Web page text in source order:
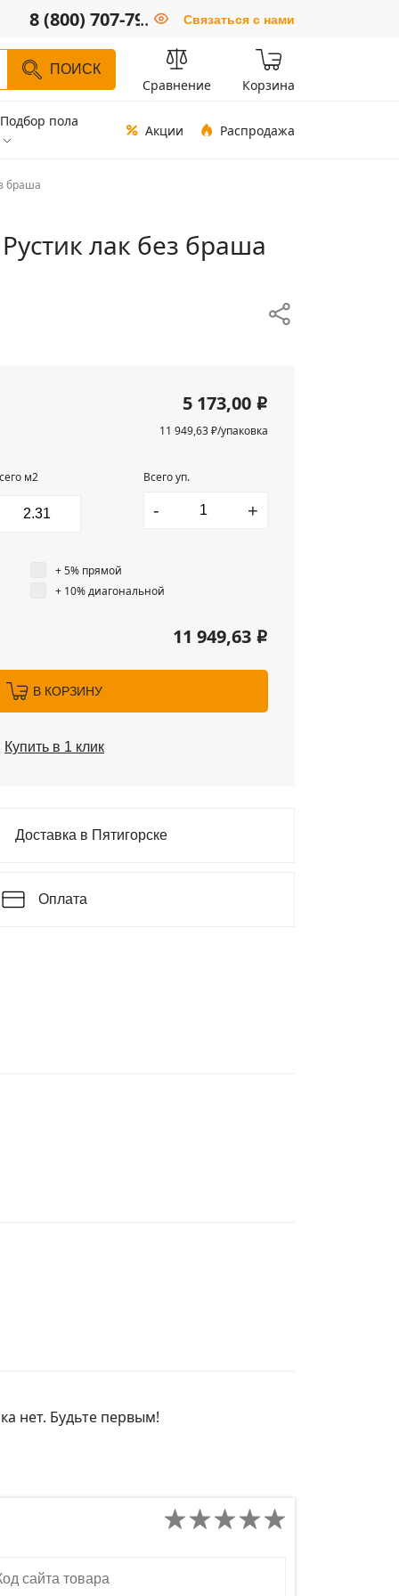
8 (800) 707-79-66
.. Связаться с нами
ПОИСК
Сравнение Корзина
Подбор пола
Акции Распродажа
браша
лак без браша
5 173,00 i
11 949,63 ₽/упаковка
м2 Всего уп.
- +
+ 5% прямой
+ 10% диагональной
11 949,63 i
В КОРЗИНУ
Купить в 1 клик
Доставка в Пятигорске
Оплата
нет. Будьте первым!